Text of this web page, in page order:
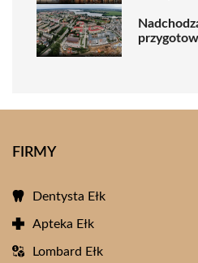
FIRMY
Dentysta Ełk
Apteka Ełk
Lombard Ełk